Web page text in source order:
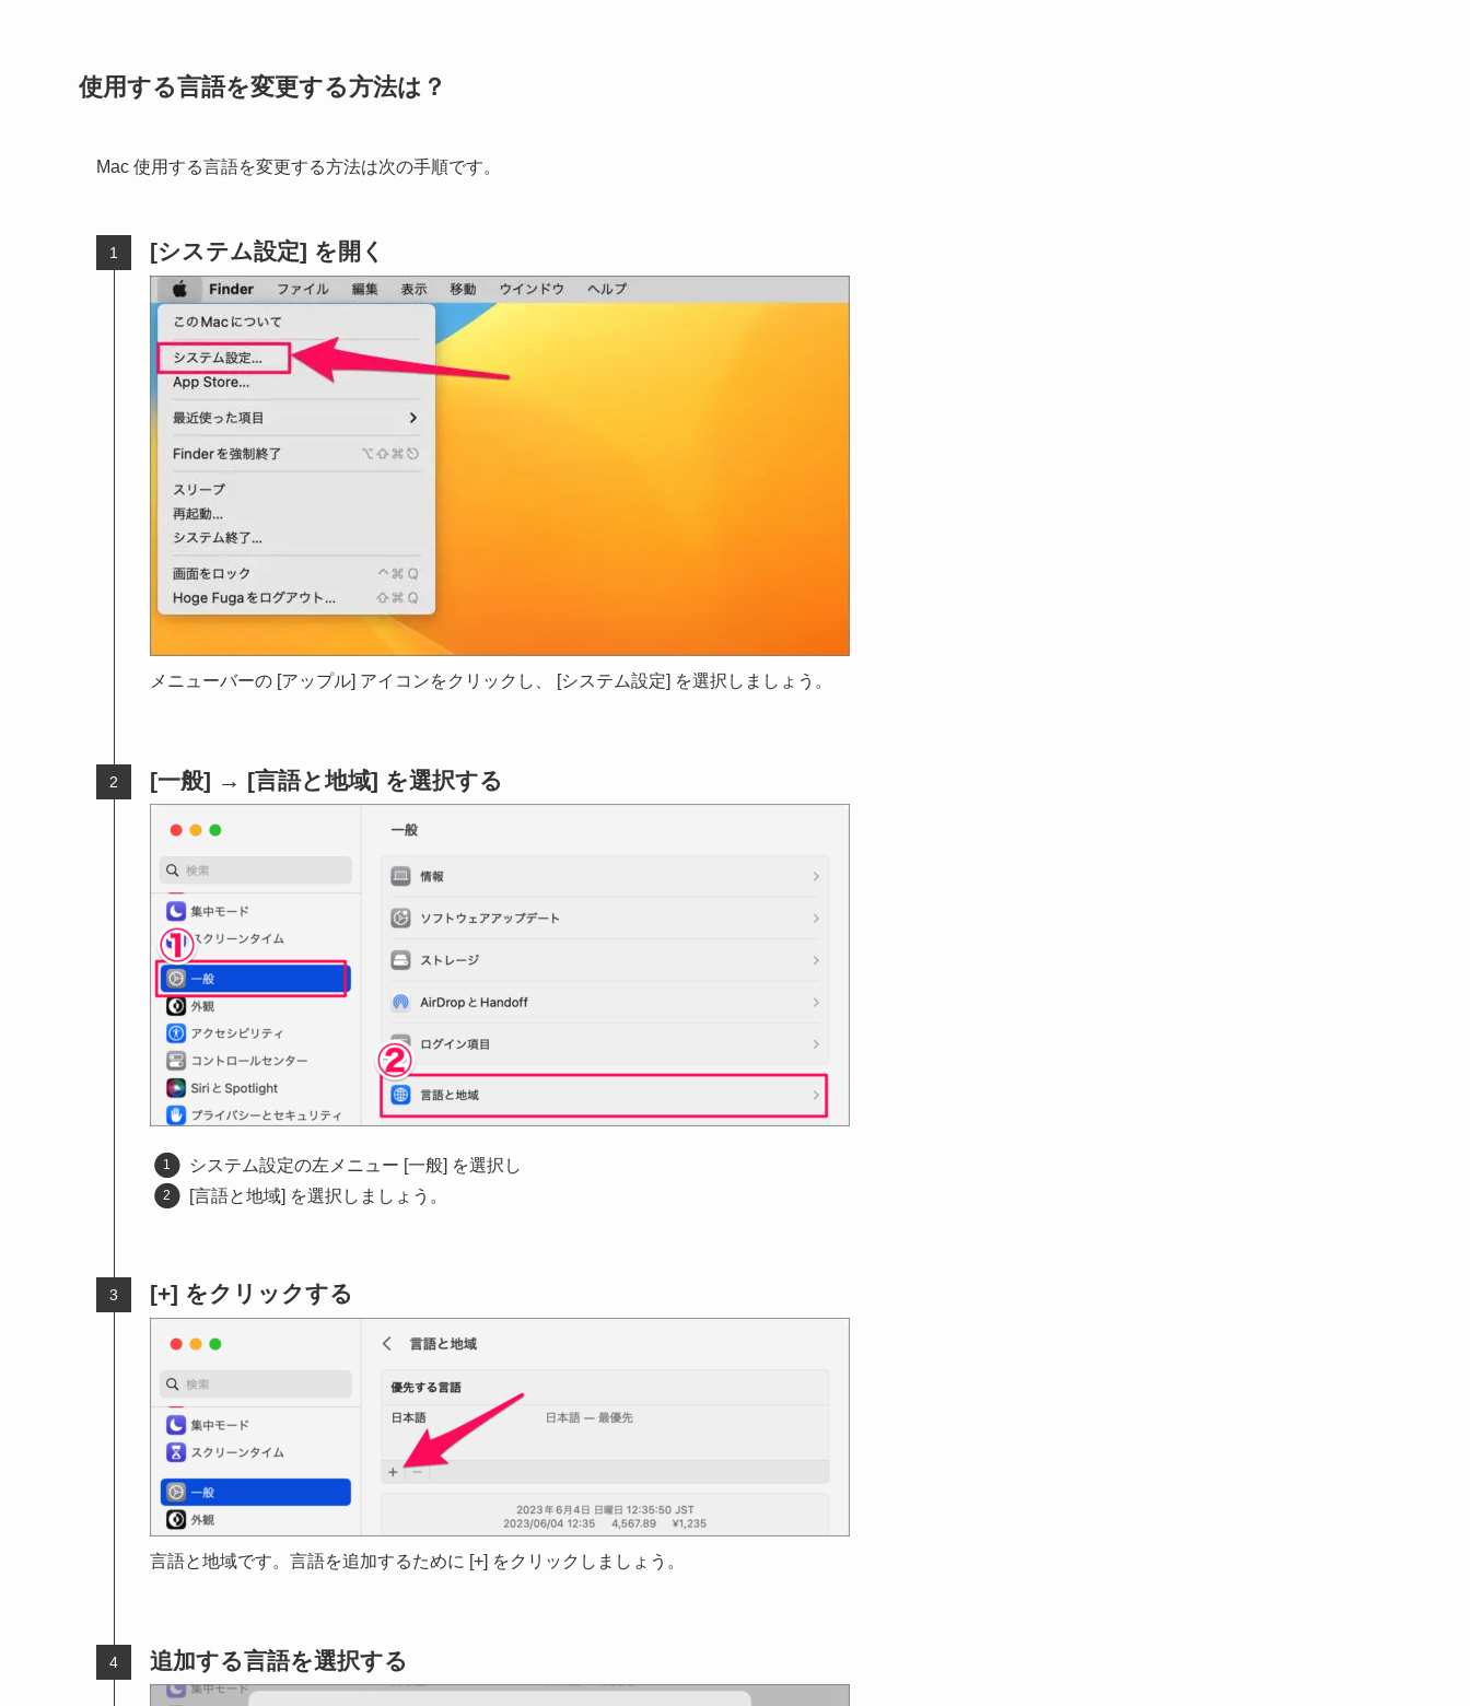
使用する言語を変更する方法は？
Mac 使用する言語を変更する方法は次の手順です。
[システム設定] を開く
メニューバーの [アップル] アイコンをクリックし、 [システム設定] を選択しましょう。
[一般] → [言語と地域] を選択する
システム設定の左メニュー [一般] を選択し
[言語と地域] を選択しましょう。
[+] をクリックする
言語と地域です。言語を追加するために [+] をクリックしましょう。
追加する言語を選択する